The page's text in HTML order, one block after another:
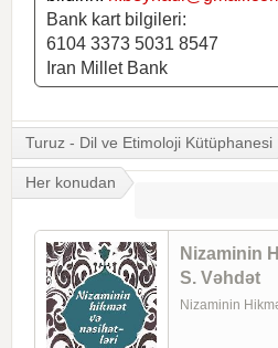
Bank kart bilgileri:
6104 3373 5031 8547
Iran Millet Bank
Turuz - Dil ve Etimoloji Kütüphanesi
Her konudan
Nizaminin
S. Vəhdət
Nizaminin